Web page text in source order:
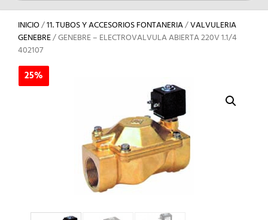
INICIO/11. TUBOS Y ACCESORIOS FONTANERIA/VALVULERIA
GENEBRE/ GENEBRE – ELECTROVALVULA ABIERTA 220V 1.1/4
402107
25%
25%